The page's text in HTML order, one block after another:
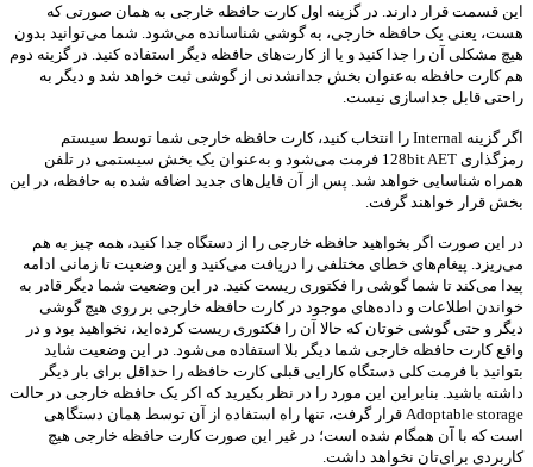
این قسمت قرار دارند. در گزینه اول کارت حافظه خارجی به همان صورتی که
هست، یعنی یک حافظه خارجی، به گوشی شناسانده می‌شود. شما می‌توانید بدون
هیچ مشکلی آن را جدا کنید و یا از کارت‌های حافظه دیگر استفاده کنید. در گزینه دوم
هم کارت حافظه به‌عنوان بخش جدانشدنی از گوشی ثبت خواهد شد و دیگر به
راحتی قابل جداسازی نیست.
اگر گزینه Internal را انتخاب کنید، کارت حافظه خارجی شما توسط سیستم
رمزگذاری 128bit AET فرمت می‌شود و به‌عنوان یک بخش سیستمی در تلفن
همراه شناسایی خواهد شد. پس از آن فایل‌های جدید اضافه شده به حافظه، در این
بخش قرار خواهند گرفت.
در این صورت اگر بخواهید حافظه خارجی را از دستگاه جدا کنید، همه چیز به هم
می‌ریزد. پیغام‌‌های خطای مختلفی را دریافت می‌کنید و این وضعیت تا زمانی ادامه
پیدا می‌کند تا شما گوشی را فکتوری ریست کنید. در این وضعیت شما دیگر قادر به
خواندن اطلاعات و داده‌های موجود در کارت حافظه خارجی بر روی هیچ گوشی
دیگر و حتی گوشی خوتان که حالا آن را فکتوری ریست کرده‌اید، نخواهید بود و در
واقع کارت حافظه خارجی شما دیگر بلا استفاده می‌شود. در این وضعیت شاید
بتوانید با فرمت کلی دستگاه کارایی قبلی کارت حافظه را حداقل برای بار دیگر
داشته باشید. بنابراین این مورد را در نظر بکیرید که اکر یک حافظه خارجی در حالت
Adoptable storage قرار گرفت، تنها راه استفاده از آن توسط همان دستگاهی
است که با آن همگام شده است؛ در غیر این صورت کارت حافظه خارجی هیچ
کاربردی برای‌تان نخواهد داشت.